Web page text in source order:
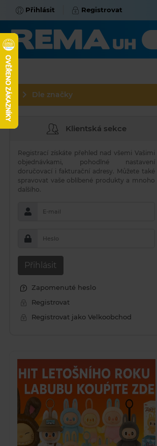
Přihlásit Registrovat
Dle značky
Klientská sekce
Registrací získáte přehled nad všemi Vašimi
objednávkami, pohodlné nastavení
doručovací i fakturační adresy. Můžete také
spravovat vaše oblíbené produkty a mnoho
dalšího.
E-mail
Heslo
Přihlásit
Zapomenuté heslo
Registrovat
Registrovat jako Velkoobchod